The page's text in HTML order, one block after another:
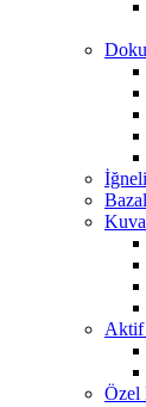
Aktif
Özel